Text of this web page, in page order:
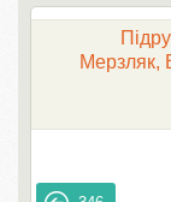
Мерзляк,